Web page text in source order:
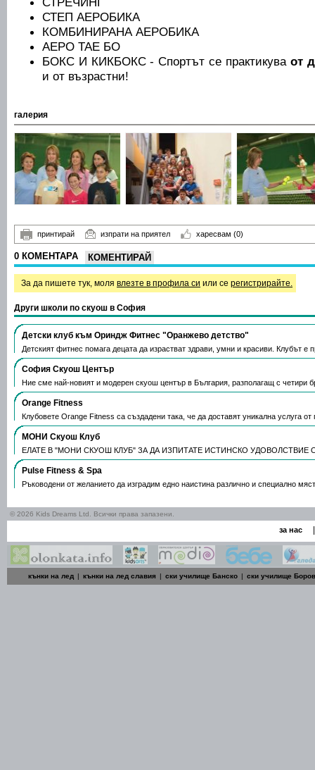
СТЕП АЕРОБИКА
КОМБИНИРАНА АЕРОБИКА
АЕРО TAE БO
БОКС И КИКБОКС - Спортът се практикува от
и от възрастни!
галерия
принтирай изпрати на приятел харесвам (0)
0 КОМЕНТАРА КОМЕНТИРАЙ
За да пишете тук, моля влезте в профила си или се регистрирайте.
Други школи по скуош в София
Детски клуб към Ориндж Фитнес "Оранжево детство"
Детският фитнес помага децата да израстват здрави, умни и красиви. Клубът е
София Скуош Център
Ние сме най-новият и модерен скуош център в България, разполагащ с четири
Orange Fitness
Клубовете Orange Fitness са създадени така, че да доставят уникална услуга
МОНИ Скуош Клуб
ЕЛАТЕ В "МОНИ СКУОШ КЛУБ" ЗА ДА ИЗПИТАТЕ ИСТИНСКО УДОВОЛСТВИЕ
Pulse Fitness & Spa
Ръководени от желанието да изградим едно наистина различно и специално
© 2026 Kids Dreams Ltd. Всички права запазени.
за нас
кънки на лед | кънки на лед славия | ски училище Банско | ски училище